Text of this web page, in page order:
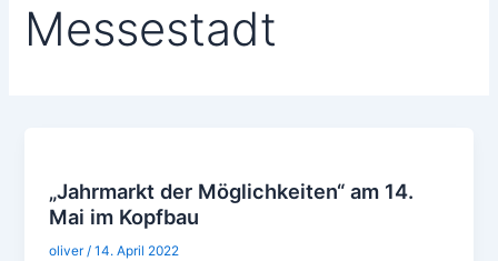
Messestadt
„Jahrmarkt der Möglichkeiten“ am 14.
Mai im Kopfbau
oliver/14. April 2022